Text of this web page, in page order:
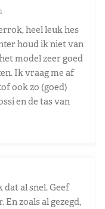
heel leuk hes
houd ik niet van
model zeer goed
Ik vraag me af
ook zo (goed)
en de tas van
dat al snel. Geef
zoals al gezegd,